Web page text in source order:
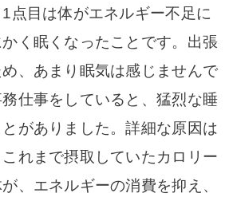
点目は体がエネルギー不足に
く眠くなったことです。出張
、あまり眠気は感じませんで
仕事をしていると、猛烈な睡
がありました。詳細な原因は
れまで摂取していたカロリー
、エネルギーの消費を抑え、